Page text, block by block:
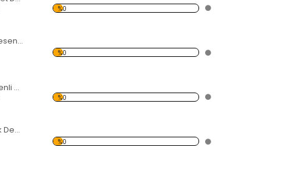
%0
Siyah-Beyaz Desenli Siyah Dekoratif Duvar Saati
%0
Kadın Başı Desenli Kırmızı Dekoratif Duvar Saati
%0
Ayrılan Kelebek Desenli Kırmızı Dekoratif Duvar Saati
%0